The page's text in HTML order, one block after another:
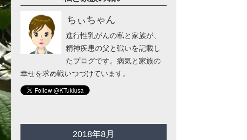
ちぃちゃん
進行性乳がんの私と家族が、
精神疾患の父と戦いを記載し
たプログです。病気と家族の
幸せを求め戦いつづけています。
2018年8月